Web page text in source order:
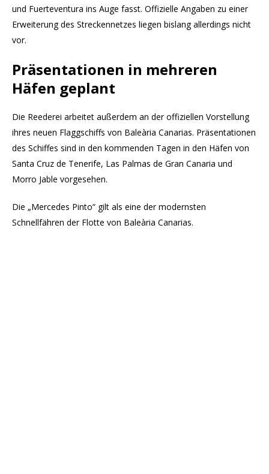
und Fuerteventura ins Auge fasst. Offizielle Angaben zu einer
Erweiterung des Streckennetzes liegen bislang allerdings nicht
vor.
Präsentationen in mehreren
Häfen geplant
Die Reederei arbeitet außerdem an der offiziellen Vorstellung
ihres neuen Flaggschiffs von Baleària Canarias. Präsentationen
des Schiffes sind in den kommenden Tagen in den Häfen von
Santa Cruz de Tenerife, Las Palmas de Gran Canaria und
Morro Jable vorgesehen.
Die „Mercedes Pinto“ gilt als eine der modernsten
Schnellfähren der Flotte von Baleària Canarias.